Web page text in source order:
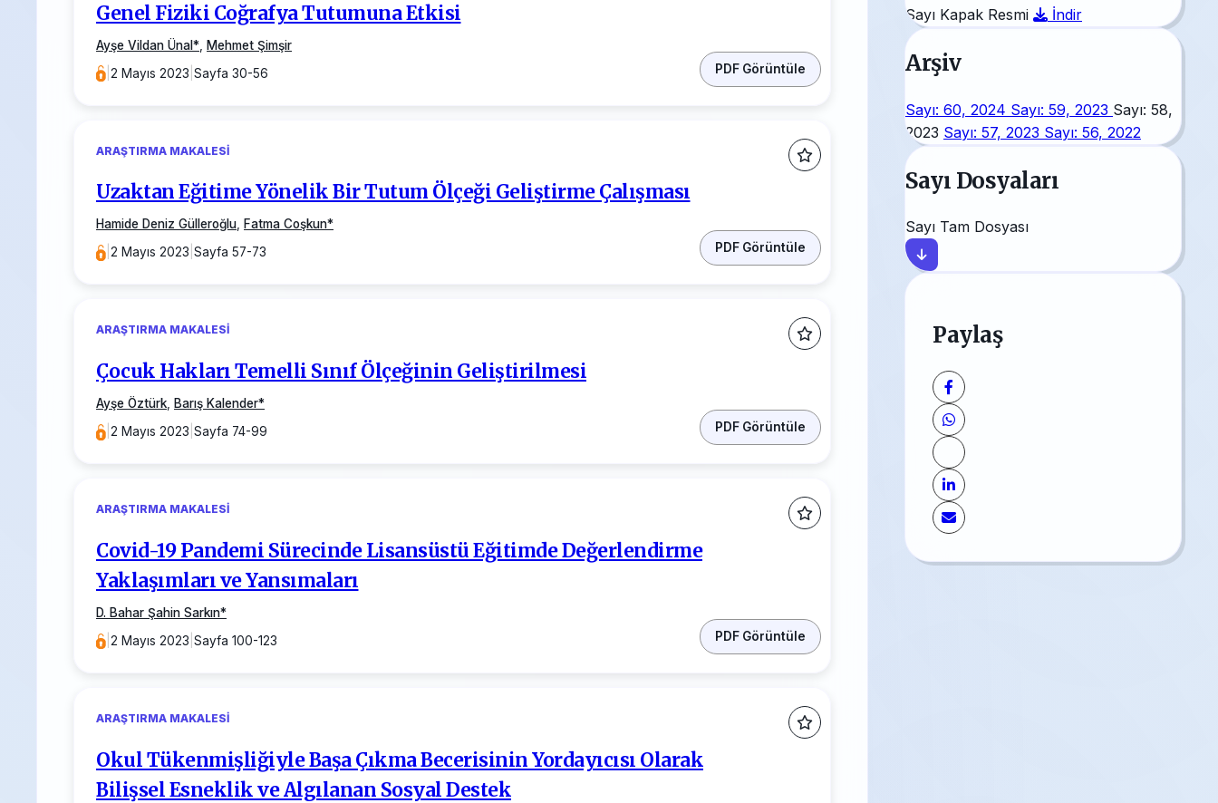
Genel Fiziki Coğrafya Tutumuna Etkisi
Ayşe Vildan Ünal* Mehmet Şimşir
2 Mayıs 2023 |Sayfa 30-56 PDF Görüntüle
ARAŞTIRMA MAKALESI
Uzaktan Eğitime Yönelik Bir Tutum Ölçeği Geliştirme Çalışması
Hamide Deniz Gülleroğlu, Fatma Coşkun*
|2 Mayıs 2023 |Sayfa 57-73 PDF Görüntüle
ARAŞTIRMA MAKALESI
Çocuk Hakları Temelli Sınıf Ölçeğinin Geliştirilmesi
Ayşe Öztürk Barış Kalender*
2 Mayıs 2023 |Sayfa 74-99 PDF Görüntüle
ARAŞTIRMA MAKALESI
Covid-19 Pandemi Sürecinde Lisansüstü Eğitimde Değerlendirme
Yaklaşımları ve Yansımaları
D. Bahar Şahin Sarkın*
2 Mayıs 2023 |Sayfa 100-123 PDF Görüntüle
ARAŞTIRMA MAKALESI
Okul Tükenmişliğiyle Başa Çıkma Becerisinin Yordayıcısı Olarak
Bilişsel Esneklik ve Algılanan Sosyal Destek
Sayı Kapak Resmi İndir
Arşiv
Sayı: 60, 2024 Sayı: 59, 2023 Sayı: 58,
2023 Sayı: 57, 2023 Sayı: 56, 2022
Sayı Dosyaları
Sayı Tam Dosyası
Paylaş